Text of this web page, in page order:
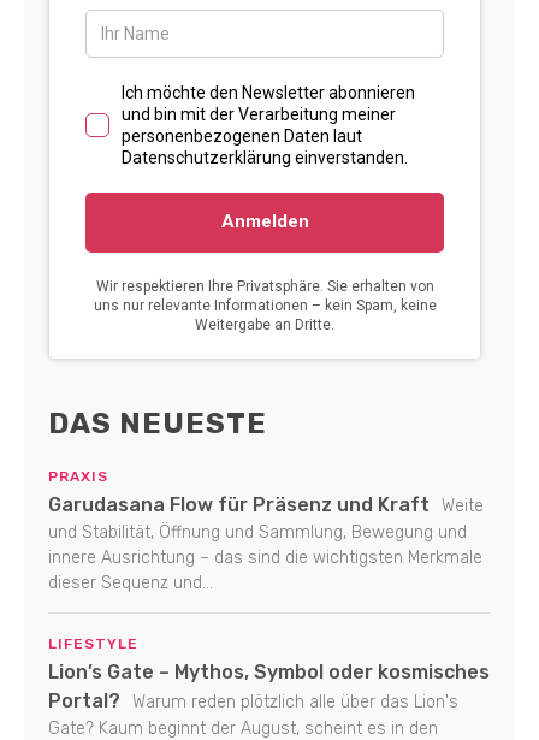
DAS NEUESTE
PRAXIS
Garudasana Flow für Präsenz und Kraft
Weite
und Stabilität, Öffnung und Sammlung, Bewegung und
innere Ausrichtung – das sind die wichtigsten Merkmale
dieser Sequenz und...
LIFESTYLE
Lion’s Gate – Mythos, Symbol oder kosmisches
Portal?
Warum reden plötzlich alle über das Lion's
Gate? Kaum beginnt der August, scheint es in den